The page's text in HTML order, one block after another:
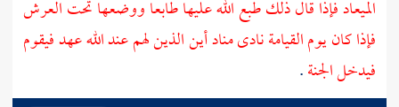
الميعاد فإذا قال ذلك طبع الله عليها طابعا ووضعها تحت العرش
فإذا كان يوم القيامة نادى مناد أين الذين لهم عند الله عهد فيقوم
فيدخل الجنة.